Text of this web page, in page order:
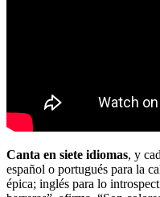
Canta en siete idiomas, y
español o portugués para la
épica; inglés para lo